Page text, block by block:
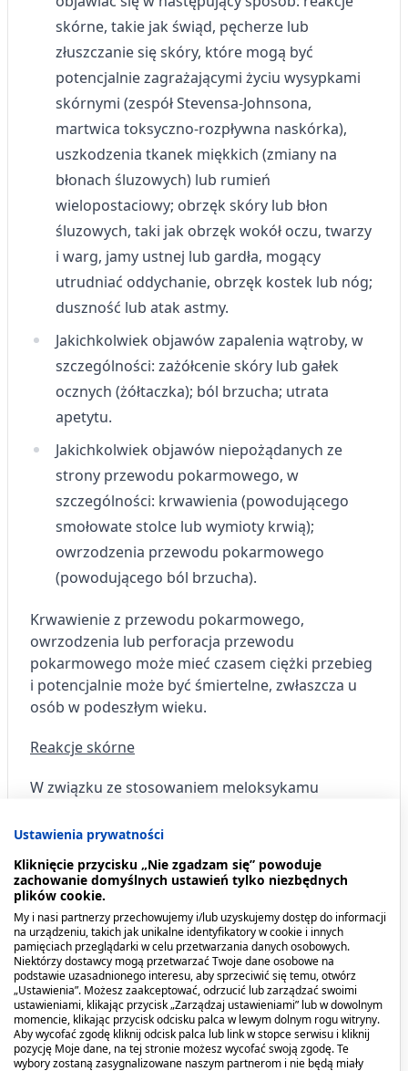
skórne, takie jak świąd, pęcherze lub
złuszczanie się skóry, które mogą być
potencjalnie zagrażającymi życiu wysypkami
skórnymi (zespół Stevensa-Johnsona,
martwica toksyczno-rozpływna naskórka),
uszkodzenia tkanek miękkich (zmiany na
błonach śluzowych) lub rumień
wielopostaciowy; obrzęk skóry lub błon
śluzowych, taki jak obrzęk wokół oczu, twarzy
i warg, jamy ustnej lub gardła, mogący
utrudniać oddychanie, obrzęk kostek lub nóg;
duszność lub atak astmy.
Jakichkolwiek objawów zapalenia wątroby, w
szczególności: zażółcenie skóry lub gałek
ocznych (żółtaczka); ból brzucha; utrata
apetytu.
Jakichkolwiek objawów niepożądanych ze
strony przewodu pokarmowego, w
szczególności: krwawienia (powodującego
smołowate stolce lub wymioty krwią);
owrzodzenia przewodu pokarmowego
(powodującego ból brzucha).
Krwawienie z przewodu pokarmowego,
owrzodzenia lub perforacja przewodu
pokarmowego może mieć czasem ciężki przebieg
i potencjalnie może być śmiertelne, zwłaszcza u
osób w podeszłym wieku.
Reakcje skórne
W związku ze stosowaniem meloksykamu
skórne (zespół Stevensa-Johnsona, toksyczne
początkowo jako czerwonawe kropki lub okrągłe
plamy na tułowiu, często z centralnymi
pęcherzami.
Dodatkowe objawy, które można zaobserwować
obejmują wrzody w jamie ustnej, gardle, nosie, na
narządach płciowych i zapalenie spojówek
(czerwone i opuchnięte oczy).
Tym potencjalnie zagrażającym życiu wysypkom
Ustawienia prywatności
Kliknięcie przycisku „Nie zgadzam się” powoduje
zachowanie domyślnych ustawień tylko niezbędnych
plików cookie.
My i nasi partnerzy przechowujemy i/lub uzyskujemy dostęp do informacji
na urządzeniu, takich jak unikalne identyfikatory w cookie i innych
pamięciach przeglądarki w celu przetwarzania danych osobowych.
Niektórzy dostawcy mogą przetwarzać Twoje dane osobowe na
podstawie uzasadnionego interesu, aby sprzeciwić się temu, otwórz
„Ustawienia”. Możesz zaakceptować, odrzucić lub zarządzać swoimi
ustawieniami, klikając przycisk „Zarządzaj ustawieniami” lub w dowolnym
momencie, klikając przycisk odcisku palca w lewym dolnym rogu witryny.
Aby wycofać zgodę kliknij odcisk palca lub link w stopce serwisu i kliknij
pozycję Moje dane, na tej stronie możesz wycofać swoją zgodę. Te
wybory zostaną zasygnalizowane naszym partnerom i nie będą miały